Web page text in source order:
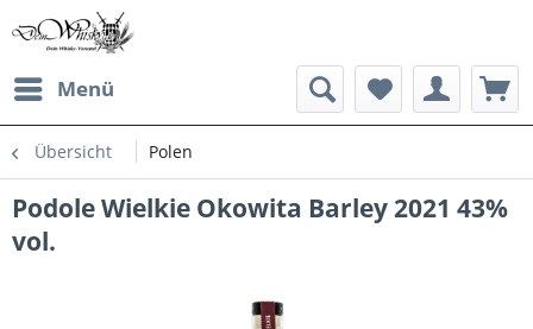
Menü
Übersicht Polen
Podole Wielkie Okowita Barley 2021 43%
vol.